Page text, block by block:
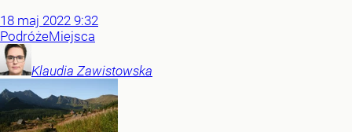
18 maj 2022 9:32
PodróżeMiejsca
Klaudia Zawistowska